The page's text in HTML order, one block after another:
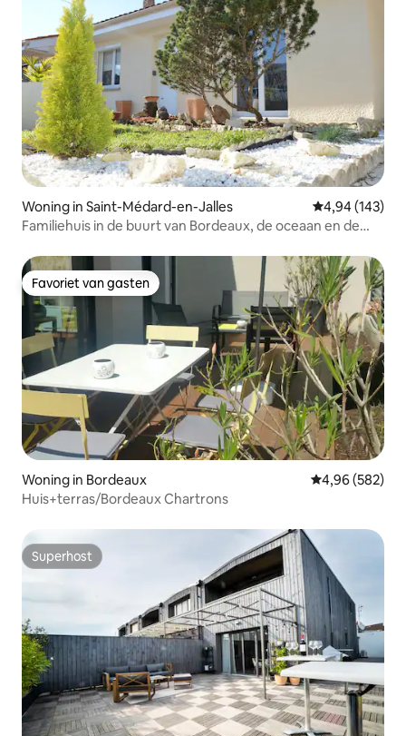
Woning in Saint-Médard-en-Jalles Gemiddelde
4,94 (143)
Familiehuis in de buurt van Bordeaux, de oceaan en de
Favoriet van gasten
Favoriet van gasten
Woning in Bordeaux Gemiddelde
4,96 (582)
Huis+terras/Bordeaux Chartrons
Superhost
Superhost